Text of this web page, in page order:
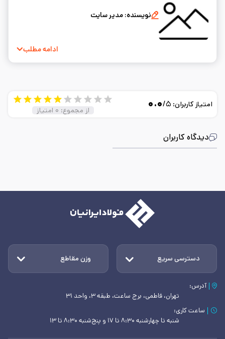
نویسنده: مدیر سایت
ادامه مطلب
دیدگاه کاربران
امتیاز کاربران: ۰.۰/۵
از مجموع: ۰ امتیاز
دسترسی سریع وزن مقاطع
آدرس:
تهران، فاطمی، برج ساعت، طبقه ۳، واحد ۳۱
ساعت کاری:
شنبه تا چهارشنبه ۸:۳۰ تا ۱۷ و پنج‌شنبه ۸:۳۰ تا ۱۳